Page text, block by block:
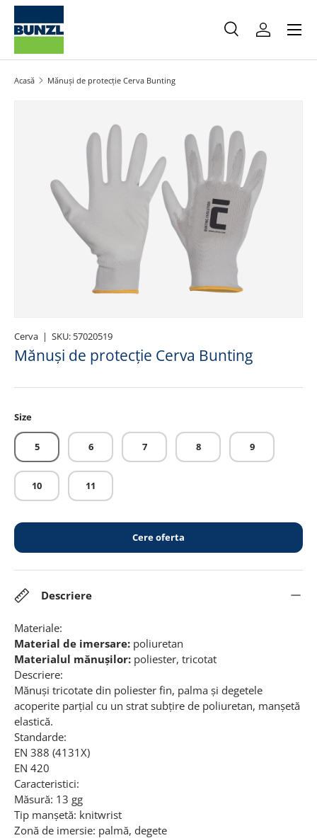
Salt la conținut
Caută
Caută
Meniu
Acasă Mănuși de protecție Cerva Bunting
Salt la informațiile produsului
Cerva | SKU: 57020519
Mănuși de protecție Cerva Bunting
Size
5 6 7 8 9
10 11
Cere oferta
Descriere
Materiale:
Material de imersare: poliuretan
Materialul mănușilor: poliester, tricotat
Descriere:
Mănuşi tricotate din poliester fin, palma şi degetele
acoperite parţial cu un strat subţire de poliuretan, manşetă
elastică.
Standarde:
EN 388 (4131X)
EN 420
Caracteristici:
Măsură: 13 gg
Tip manșetă: knitwrist
Zonă de imersie: palmă, degete